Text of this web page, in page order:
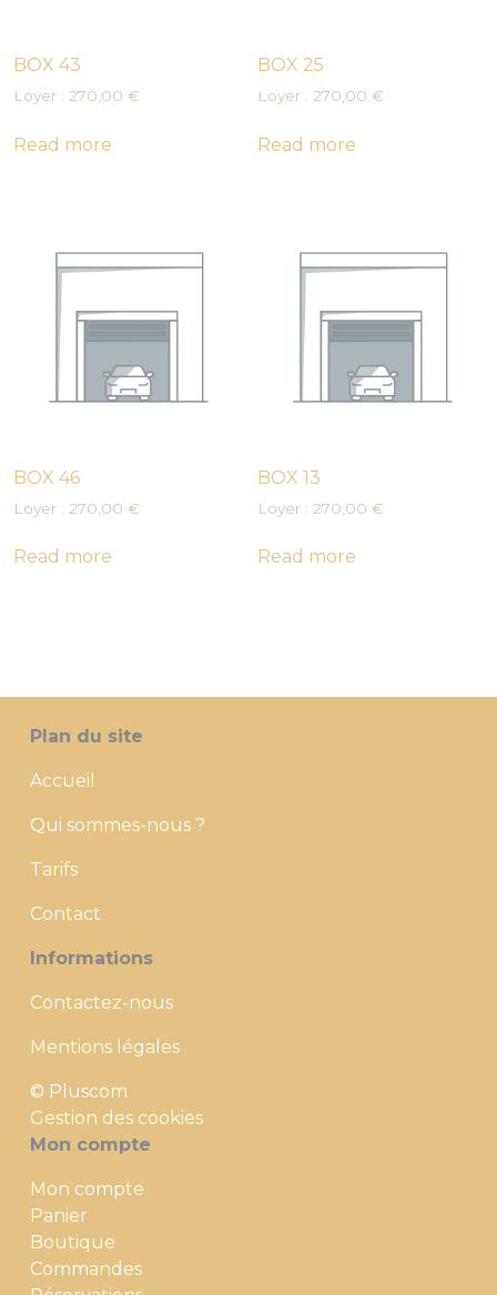
BOX 43
Loyer : 270,00 €
Read more
BOX 25
Loyer :270,00€
Read more
BOX 46
Loyer : 270,00 €
Read more
BOX 13
Loyer :270,00€
Read more
Plan du site
Accueil
Qui sommes-nous ?
Tarifs
Contact
Informations
Contactez-nous
Mentions légales
© Pluscom
Gestion des cookies
Mon compte
Mon compte
Panier
Boutique
Commandes